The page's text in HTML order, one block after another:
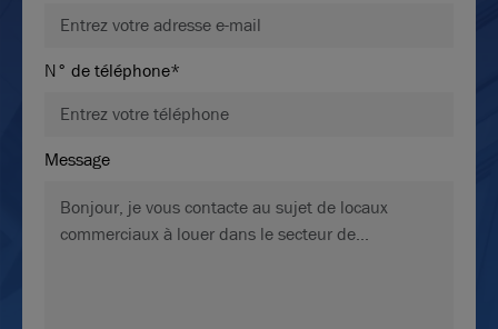
N° de téléphone*
Message